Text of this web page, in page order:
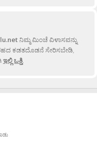
ನಿಮ್ಮ ಮಿಂಚೆ ವಿಳಾಸವನ್ನು
ಕಡತದೊಡನೆ ಸೇರಿಸಬೇಡಿ,
ಇಲ್ಲಿ ಒತ್ತಿ.